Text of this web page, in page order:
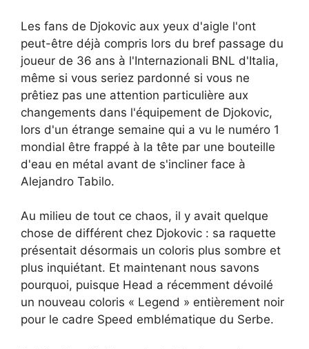
Les fans de Djokovic aux yeux d'aigle l'ont
peut-être déjà compris lors du bref passage du
joueur de 36 ans à l'Internazionali BNL d'Italia,
même si vous seriez pardonné si vous ne
prêtiez pas une attention particulière aux
changements dans l'équipement de Djokovic,
lors d'un étrange semaine qui a vu le numéro 1
mondial être frappé à la tête par une bouteille
d'eau en métal avant de s'incliner face à
Alejandro Tabilo.
Au milieu de tout ce chaos, il y avait quelque
chose de différent chez Djokovic : sa raquette
présentait désormais un coloris plus sombre et
plus inquiétant. Et maintenant nous savons
pourquoi, puisque Head a récemment dévoilé
un nouveau coloris « Legend » entièrement noir
pour le cadre Speed ​​emblématique du Serbe.